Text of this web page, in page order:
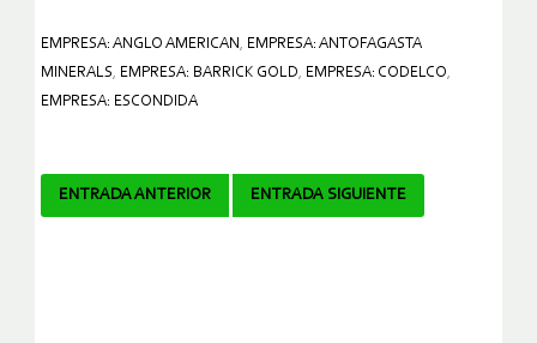
EMPRESA: ANGLO AMERICAN , EMPRESA: ANTOFAGASTA
MINERALS, EMPRESA: BARRICK GOLD, EMPRESA: CODELCO,
EMPRESA: ESCONDIDA
Navegador
ENTRADA ANTERIOR ENTRADA SIGUIENTE